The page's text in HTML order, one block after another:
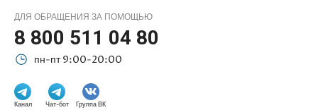
ДЛЯ ОБРАЩЕНИЯ ЗА ПОМОЩЬЮ
8 800 511 04 80
пн-пт 9:00-20:00
Канал Чат-бот Группа ВК